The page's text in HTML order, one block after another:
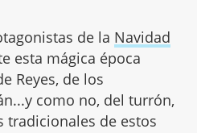
de la Navidad
esta mágica época
Reyes, de los
como no, del turrón,
tradicionales de estos